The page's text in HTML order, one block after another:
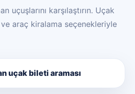
uçuşlarını karşılaştırın. Uçak
ve araç kiralama seçenekleriyle
uçak bileti araması